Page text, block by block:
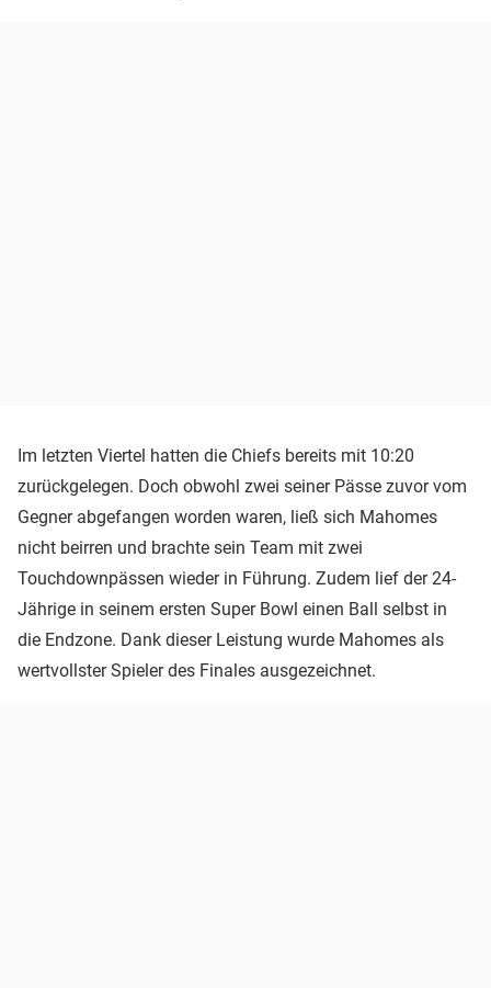
Im letzten Viertel hatten die Chiefs bereits mit 10:20
zurückgelegen. Doch obwohl zwei seiner Pässe zuvor vom
Gegner abgefangen worden waren, ließ sich Mahomes
nicht beirren und brachte sein Team mit zwei
Touchdownpässen wieder in Führung. Zudem lief der 24-
Jährige in seinem ersten Super Bowl einen Ball selbst in
die Endzone. Dank dieser Leistung wurde Mahomes als
wertvollster Spieler des Finales ausgezeichnet.